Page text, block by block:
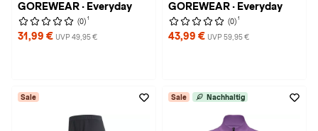
GOREWEAR · Everyday
(0) 1
31,99 € UVP 49,95 €
GOREWEAR · Everyday
(0) 1
43,99 € UVP 59,95 €
Sale Sale Nachhaltig